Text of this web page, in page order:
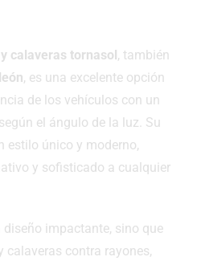
calaveras tornasol, también
, es una excelente opción
de los vehículos con un
el ángulo de la luz. Su
estilo único y moderno,
y sofisticado a cualquier
impactante, sino que
contra rayones,